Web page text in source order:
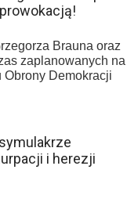
Brauna oraz
zaplanowanych na
Obrony Demokracji
i herezji